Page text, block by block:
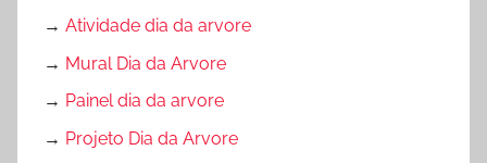
→ Atividade dia da arvore
→ Mural Dia da Arvore
→ Painel dia da arvore
→ Projeto Dia da Arvore